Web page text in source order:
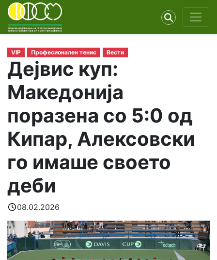
VIP Професионален тенис Вести
Дејвис куп:
Македонија
поразена со 5:0 од
Кипар, Алексовски
го имаше своето
деби
08.02.2026